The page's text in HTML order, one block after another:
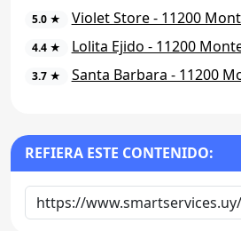
5.0 ★ Violet Store - 11200
4.4 ★ Lolita Ejido - 11200
3.7 ★ Santa Barbara - 11200
REFIERA ESTE CONTENIDO: